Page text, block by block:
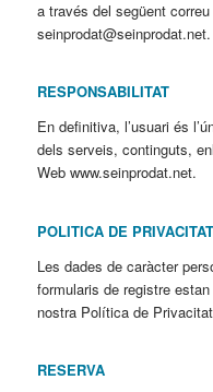
a través del següent
seinprodat@seinprodat.net.
RESPONSABILITAT
En definitiva, l’usuari és
dels serveis, continguts,
Web www.seinprodat.net.
POLITICA DE PRIVACITAT
Les dades de caràcter
formularis de registre
nostra Política de
RESERVA